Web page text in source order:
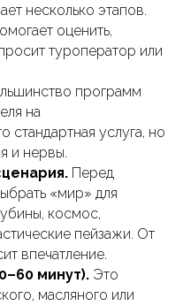
несколько этапов.
оценить,
туроператор или
программ
на
стандартная услуга, но
и нервы.
Перед
«мир» для
космос,
пейзажи. От
впечатление.
минут). Это
масляного или